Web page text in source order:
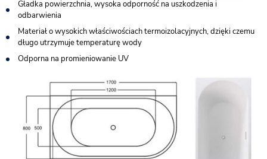
Gładka powierzchnia, wysoka odporność na uszkodzenia i
odbarwienia
Materiał o wysokich właściwościach termoizolacyjnych, dzięki czemu
długo utrzymuje temperaturę wody
Odporna na promieniowanie UV